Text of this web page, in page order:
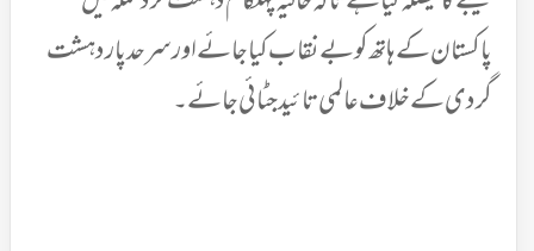
پاکستان کے ہاتھ کو بے نقاب کیا جائے اور سرحد پار دہشت
گردی کے خلاف عالمی تائید جٹائی جائے۔